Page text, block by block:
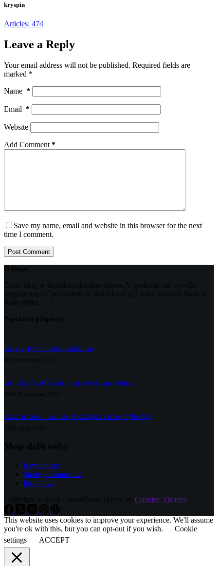
kryspin
Articles: 474
Leave a Reply
Your email address will not be published. Required fields are
marked *
Name *
Email *
Website
Add Comment *
Save my name, email and website in this browser for the next
time I comment.
Post Comment
O blogu
Tento blog je digitální zahradou autora. V podstatě má vytvořit
propojenou síť poznámek, v rámci které její autor zkoumá širokou
škálu témat.
Populární příspěvky
Jak si vytvořit osobní kurikulum
9th December 2025
Jak psát přesvědčivěji: 4 tajemství copywritingu
30th November 2025
Isaac Asimov – Jak lidé přicházejí na nové myšlenky?
27th April 2025
Moje další weby
Kryspin.net
Strategicplanner.cz
Insight.cz
Copyright © 2026 - WordPress Theme by Creative Themes
This website uses cookies to improve your experience. We'll assume
you're ok with this, but you can opt-out if you wish.
Cookie
settings
ACCEPT